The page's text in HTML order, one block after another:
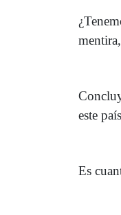
este
Es